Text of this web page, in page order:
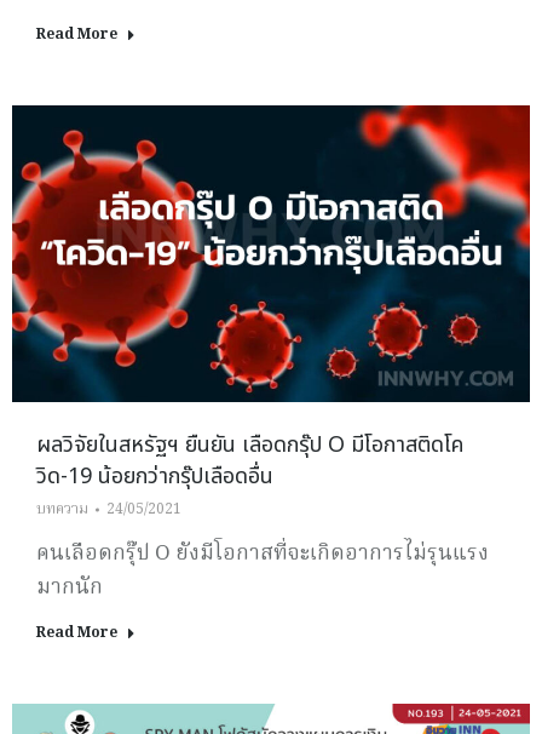
Read More
ผลวิจัยในสหรัฐฯ ยืนยัน เลือดกรุ๊ป O มีโอกาสติดโค
วิด-19 น้อยกว่ากรุ๊ปเลือดอื่น
บทความ 24/05/2021
คนเลือดกรุ๊ป O ยังมีโอกาสที่จะเกิดอาการไม่รุนแรง
มากนัก
Read More